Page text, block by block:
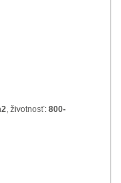
, životnosť: 800-